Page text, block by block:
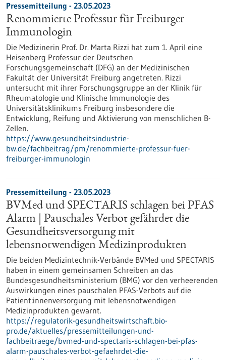
Pressemitteilung - 23.05.2023
Renommierte Professur für Freiburger
Immunologin
Die Medizinerin Prof. Dr. Marta Rizzi hat zum 1. April eine
Heisenberg Professur der Deutschen
Forschungsgemeinschaft (DFG) an der Medizinischen
Fakultät der Universität Freiburg angetreten. Rizzi
untersucht mit ihrer Forschungsgruppe an der Klinik für
Rheumatologie und Klinische Immunologie des
Universitätsklinikums Freiburg insbesondere die
Entwicklung, Reifung und Aktivierung von menschlichen B-
Zellen.
https://www.gesundheitsindustrie-
bw.de/fachbeitrag/pm/renommierte-professur-fuer-
freiburger-immunologin
Pressemitteilung - 23.05.2023
BVMed und SPECTARIS schlagen bei PFAS
Alarm | Pauschales Verbot gefährdet die
Gesundheitsversorgung mit
lebensnotwendigen Medizinprodukten
Die beiden Medizintechnik-Verbände BVMed und SPECTARIS
haben in einem gemeinsamen Schreiben an das
Bundesgesundheitsministerium (BMG) vor den verheerenden
Auswirkungen eines pauschalen PFAS-Verbots auf die
Patient:innenversorgung mit lebensnotwendigen
Medizinprodukten gewarnt.
https://regulatorik-gesundheitswirtschaft.bio-
pro.de/aktuelles/pressemitteilungen-und-
fachbeitraege/bvmed-und-spectaris-schlagen-bei-pfas-
alarm-pauschales-verbot-gefaehrdet-die-